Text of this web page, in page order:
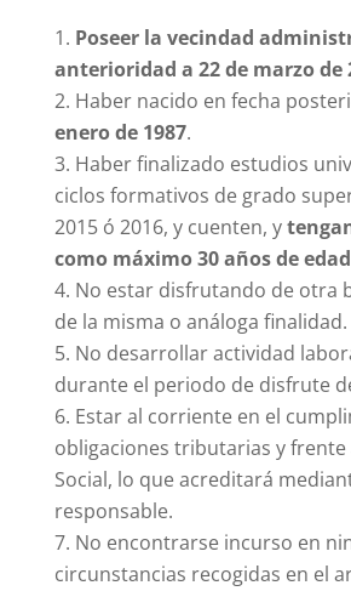
Poseer la vecindad
anterioridad a 22 de marzo de
Haber nacido en fecha
enero de 1987.
Haber finalizado estudios
ciclos formativos de grado
2015 ó 2016, y cuenten, y
como máximo 30 años de edad
No estar disfrutando de otra
de la misma o análoga finalidad.
No desarrollar actividad
durante el periodo de disfrute
Estar al corriente en el
obligaciones tributarias y frente
Social, lo que acreditará
responsable.
No encontrarse incurso en
circunstancias recogidas en el